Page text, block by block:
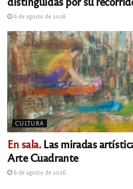
6 de agosto de 2026
CULTURA
En sala.Las miradas
Arte Cuadrante
6 de agosto de 2026